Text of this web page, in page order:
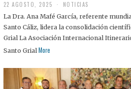
22 AGOSTO, 2025
2
A
G
O
S
2
NOTICIAS
La Dra. Ana Mafé García, referente
Santo Cáliz, lidera la consolidación
Grial La Asociación Internacional
Santo Grial More